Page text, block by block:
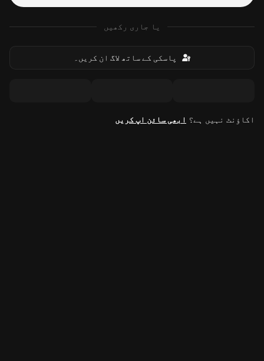
یا جاری رکھیں
پاسکی کے ساتھ لاگ ان کریں۔
اکاؤنٹ نہیں ہے؟ ابھی سائن اپ کریں